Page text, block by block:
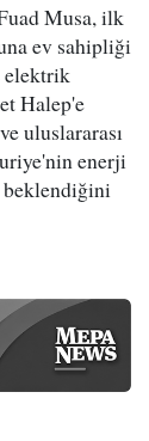
Musa, ilk
ev sahipliği
elektrik
Halep'e
uluslararası
enerji
beklendiğini